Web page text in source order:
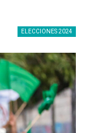
ELECCIONES 2024